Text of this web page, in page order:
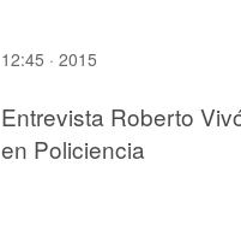
12:45 · 2015
Entrevista Roberto
en Policiencia